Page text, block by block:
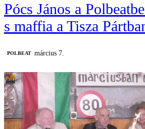
Pócs János a
s maffia a Tisza
‎POLBEAT március 7.